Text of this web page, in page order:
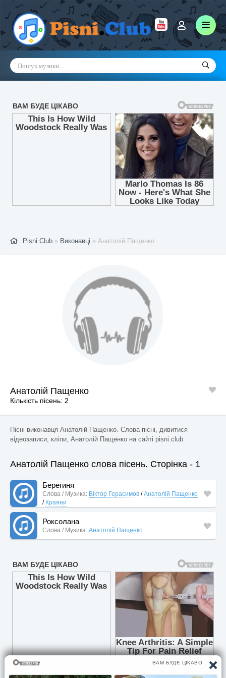
Pisni.Club » Виконавці » Анатолій Пащенко
Анатолій Пащенко
Кількість пісень: 2
Пісні виконавця Анатолій Пащенко. Слова пісні, дивитися
відеозаписи, кліпи, Анатолій Пащенко на сайті pisni.club
Анатолій Пащенко слова пісень. Сторінка - 1
Берегиня
Слова / Музика: Віктор Герасимов /Анатолій Пащенко
/ Краяни
Роксолана
Слова / Музика: Анатолій Пащенко